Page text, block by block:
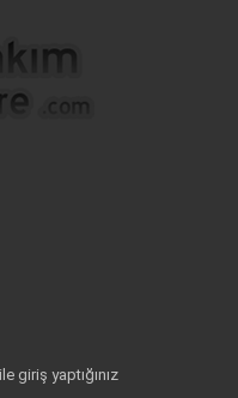
giriş yaptığınız